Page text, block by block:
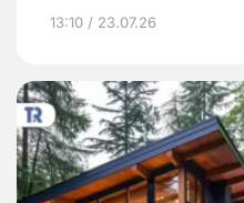
13:10 / 23.07.26